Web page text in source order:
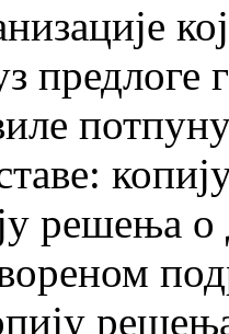
предлоге
решења